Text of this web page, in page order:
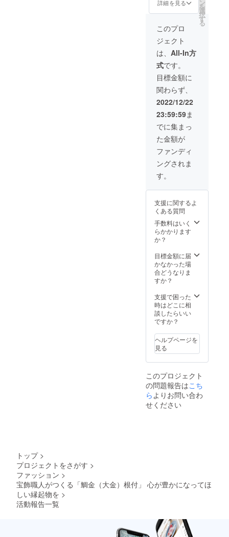
ピン
クゴー
ルド
コート
（桜
鯛）・
ゴール
ドコー
ト（金
鯛）の
２種類
から２
つお選
びくだ
さい。
込・送
料込)
【一般
参考価
格
22.000
円】
SILVER
925 目
にダイ
ヤモン
ド 根
付紐
桐箱付
き サイ
ズ： 縦
約
25mm×
横約
16mm
ピン
ルド
コート
（桜
鯛）・
ゴール
ト（金
鯛）の
２種類
から２
びくだ
さい。
詳細を見る ン
を
選
択
す
る
このプロ
ジェクト
は、 All-In方
式です。
目標金額に
関わらず、
2022/12/22
23:59:59ま
でに集まっ
た金額が
ファンディ
ングされま
す。
支援に関するよ
くある質問
手数料はいく
らかかります
か？
目標金額に届
かなかった場
合どうなりま
すか？
支援で困った
時はどこに相
談したらいい
ですか？
ヘルプページを
見る
このプロジェクト
の問題報告はこち
らよりお問い合わ
せください
トップ >
プロジェクトをさがす >
ファッション >
宝飾職人がつくる「鯛金（大金）根付」 心が豊かになってほ
しい縁起物を >
活動報告一覧